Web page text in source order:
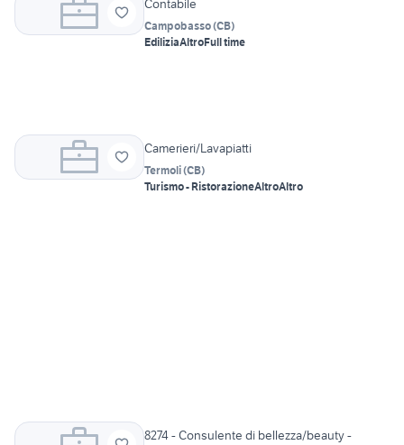
Contabile
Campobasso(CB)
EdiliziaAltroFull time
Camerieri/Lavapiatti
Termoli(CB)
Turismo - RistorazioneAltroAltro
8274 - Consulente di bellezza/beauty -